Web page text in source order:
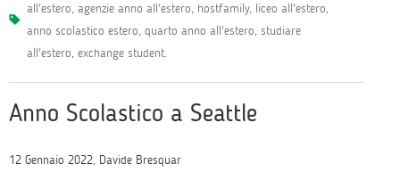
all'estero, agenzie anno all'estero, hostfamily, liceo all'estero,
anno scolastico estero, quarto anno all'estero, studiare
all'estero, exchange student.
Anno Scolastico a Seattle
12 Gennaio 2022, Davide Bresquar